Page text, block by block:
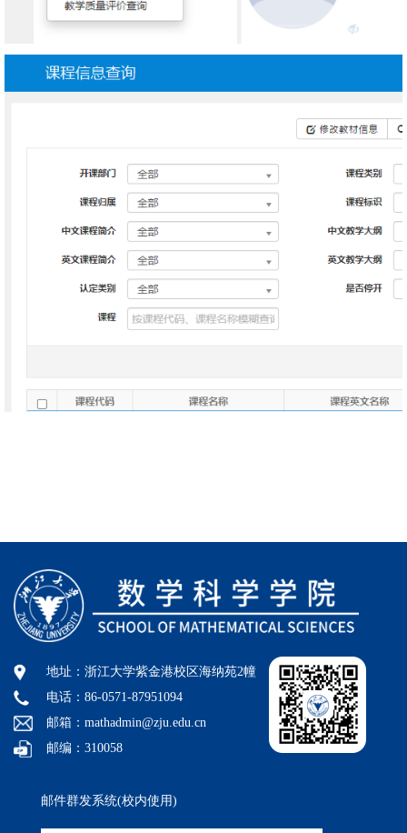
地址：浙江大学紫金港校区海纳苑2幢
电话：86-0571-87951094
邮箱：mathadmin@zju.edu.cn
邮编：310058
邮件群发系统(校内使用)